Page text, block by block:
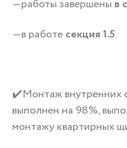
—работы завершены в
—в работесекция 1.5.
✔️Монтаж внутренних
выполнен на 98%,
монтажу квартирных